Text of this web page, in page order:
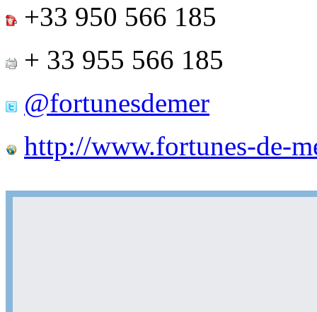
+33 950 566 185
+ 33 955 566 185
@fortunesdemer
http://www.fortunes-de-